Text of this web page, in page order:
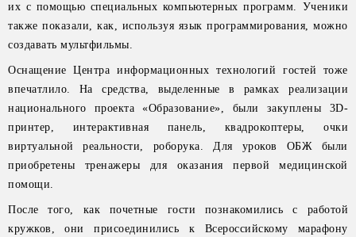
их с помощью специальных компьютерных программ. Ученики
также показали, как, используя язык программирования, можно
создавать мультфильмы.
Оснащение Центра информационных технологий гостей тоже
впечатлило. На средства, выделенные в рамках реализации
национального проекта «Образование», были закуплены 3D-
принтер, интерактивная панель, квадрокоптеры, очки
виртуальной реальности, роборука. Для уроков ОБЖ были
приобретены тренажеры для оказания первой медицинской
помощи.
После того, как почетные гости познакомились с работой
кружков, они присоединились к Всероссийскому марафону